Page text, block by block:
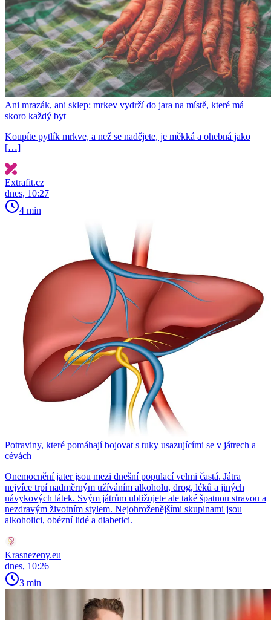
Ani mrazák, ani sklep: mrkev vydrží do jara na místě, které má
skoro každý byt
Koupíte pytlík mrkve, a než se nadějete, je měkká a ohebná jako
[…]
Extrafit.cz
dnes, 10:27
4 min
Potraviny, které pomáhají bojovat s tuky usazujícími se v játrech a
cévách
Onemocnění jater jsou mezi dnešní populací velmi častá. Játra
nejvíce trpí nadměrným užíváním alkoholu, drog, léků a jiných
návykových látek. Svým játrům ubližujete ale také špatnou stravou a
nezdravým životním stylem. Nejohroženějšími skupinami jsou
alkoholici, obézní lidé a diabetici.
Krasnezeny.eu
dnes, 10:26
3 min